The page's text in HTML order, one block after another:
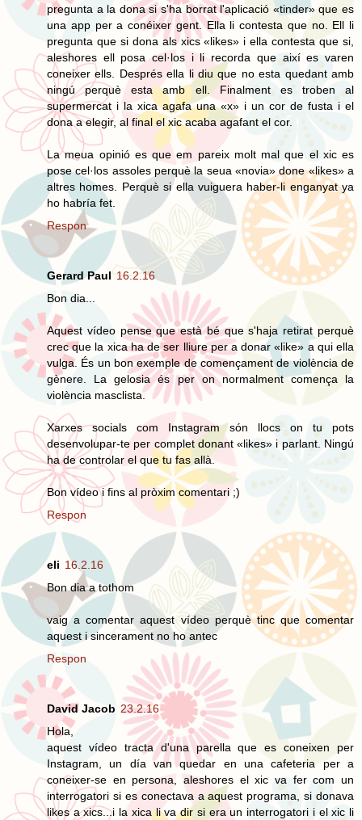
pregunta a la dona si s'ha borrat l'aplicació «tinder» que es
una app per a conéixer gent. Ella li contesta que no. Ell li
pregunta que si dona als xics «likes» i ella contesta que si,
aleshores ell posa cel·los i li recorda que així es varen
coneixer ells. Després ella li diu que no esta quedant amb
ningú perquè esta amb ell. Finalment es troben al
supermercat i la xica agafa una «x» i un cor de fusta i el
dona a elegir, al final el xic acaba agafant el cor.
La meua opinió es que em pareix molt mal que el xic es
pose cel·los assoles perquè la seua «novia» done «likes» a
altres homes. Perquè si ella vuiguera haber-li enganyat ya
ho habría fet.
Respon
Gerard Paul 16.2.16
Bon dia...
Aquest vídeo pense que està bé que s'haja retirat perquè
crec que la xica ha de ser lliure per a donar «like» a qui ella
vulga. És un bon exemple de començament de violència de
gènere. La gelosia és per on normalment comença la
violència masclista.
Xarxes socials com Instagram són llocs on tu pots
desenvolupar-te per complet donant «likes» i parlant. Ningú
ha de controlar el que tu fas allà.
Bon vídeo i fins al pròxim comentari ;)
Respon
eli 16.2.16
Bon dia a tothom
vaig a comentar aquest vídeo perquè tinc que comentar
aquest i sincerament no ho antec
Respon
David Jacob 23.2.16
Hola,
aquest vídeo tracta d'una parella que es coneixen per
Instagram, un día van quedar en una cafeteria per a
coneixer-se en persona, aleshores el xic va fer com un
interrogatori si es conectava a aquest programa, si donava
likes a xics...i la xica li va dir si era un interrogatori i el xic li